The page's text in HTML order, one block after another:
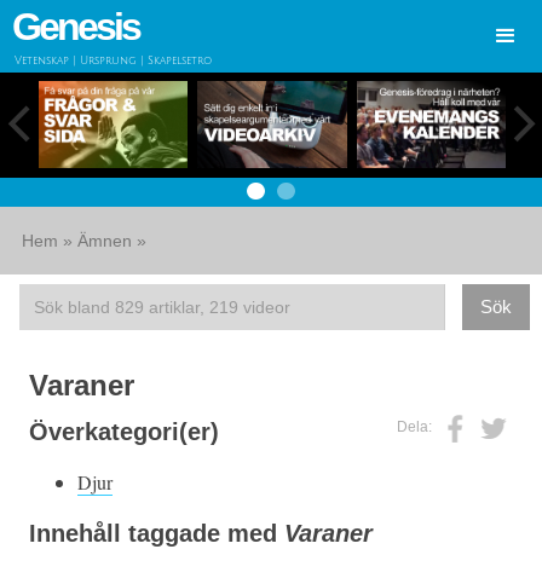
Genesis
Vetenskap | Ursprung | Skapelsetro
Hem » Ämnen »
Varaner
Dela:
Överkategori(er)
Djur
Innehåll taggade med Varaner